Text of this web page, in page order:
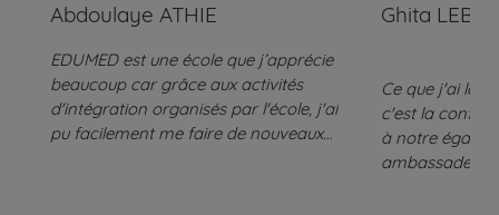
Abdoulaye ATHIE
EDUMED est une école que j’apprécie
beaucoup car grâce aux activités
d'intégration organisés par l'école, j'ai
pu facilement me faire de nouveaux
Ghita
Ce que j'ai le
c'est la
à notre égard